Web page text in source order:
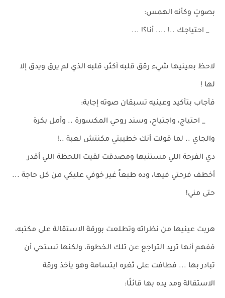
بصوتٍ وكأنه الهمس:
_ احتياجك ..! .... أنا؟! ...
لاحظ بعينيها شيء رقق قلبه أكثر، قلبه الذي لم يرق ويدق إلا
لها !
فأجاب بتأكيد وعينيه تسبقان صوته إجابة:
_ احتياج، واجتياح، وسند روحي المكسورة .. وأمل بكرة
والجاي .. لما قولت أنك خطيبتي مكنتش لعبة ..!
دي الفرحة اللي مستنيها ومصدقت لقيت اللحظة اللي أقدر
أخطف فرحتي فيها، وده طبعاً غير خوفي عليكي من كل حاجة ...
حتى مني!
هربت عينيها من نظراته وتطلعت بورقة الاستقالة على مكتبه،
ففهم أنها تريد التراجع عن تلك الخطوة، ولكنها تستحي أن
تبادر بها ... فطافت على ثغره ابتسامة وهو يأخذ ورقة
الاستقالة ومد يده بها قائلًا: